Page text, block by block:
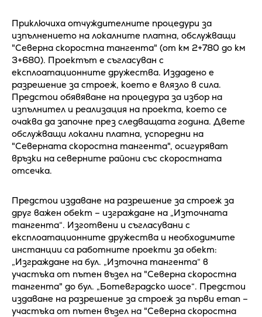
Приключиха отчуждителните процедури за
изпълнението на локалните платна, обслужващи
"Северна скоростна тангента" (от км 2+780 до км
3+680). Проектът е съгласуван с
експлоатационните дружества. Издадено е
разрешение за строеж, което е влязло в сила.
Предстои обявяване на процедура за избор на
изпълнител и реализация на проекта, което се
очаква да започне през следващата година. Двете
обслужващи локални платна, успоредни на
"Северната скоростна тангента", осигуряват
връзки на северните райони със скоростната
отсечка.
Предстои издаване на разрешение за строеж за
друг важен обект – изграждане на „Източната
тангента“. Изготвени и съгласувани с
експлоатационните дружества и необходимите
инстанции са работните проекти за обект:
„Изграждане на бул. „Източна тангента“ в
участъка от пътен възел на "Северна скоростна
тангента" до бул. „Ботевградско шосе“. Предстои
издаване на разрешение за строеж за първи етап –
участъка от пътен възел на "Северна скоростна